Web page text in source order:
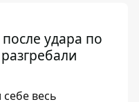
удара по
весь